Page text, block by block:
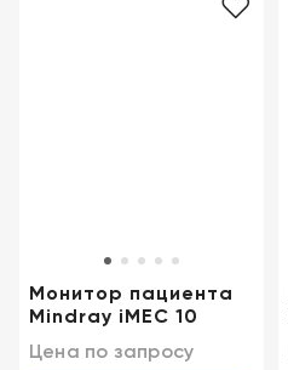
Монитор пациента
Mindray iMEC 10
Цена по запросу